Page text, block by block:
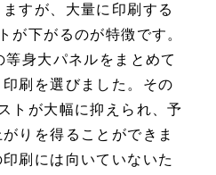
すが、大量に印刷する
が下がるのが特徴です。
身大パネルをまとめて
刷を選びました。その
トが大幅に抑えられ、予
りを得ることができま
刷には向いていないた